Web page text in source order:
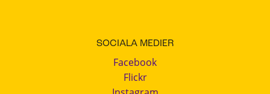
SOCIALA MEDIER
Facebook
Flickr